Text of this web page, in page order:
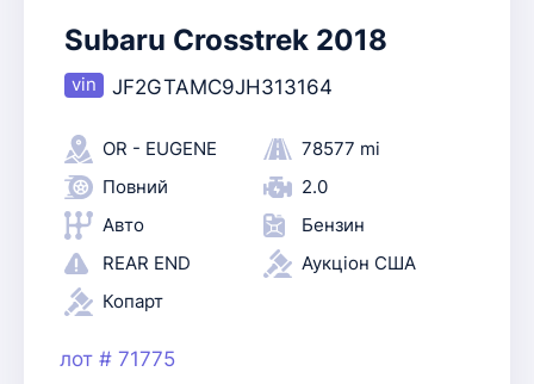
Subaru Crosstrek 2018
JF2GTAMC9JH313164
OR - EUGENE
78577 mi
Повний
2.0
Авто
Бензин
REAR END
Аукціон США
Копарт
лот # 71775